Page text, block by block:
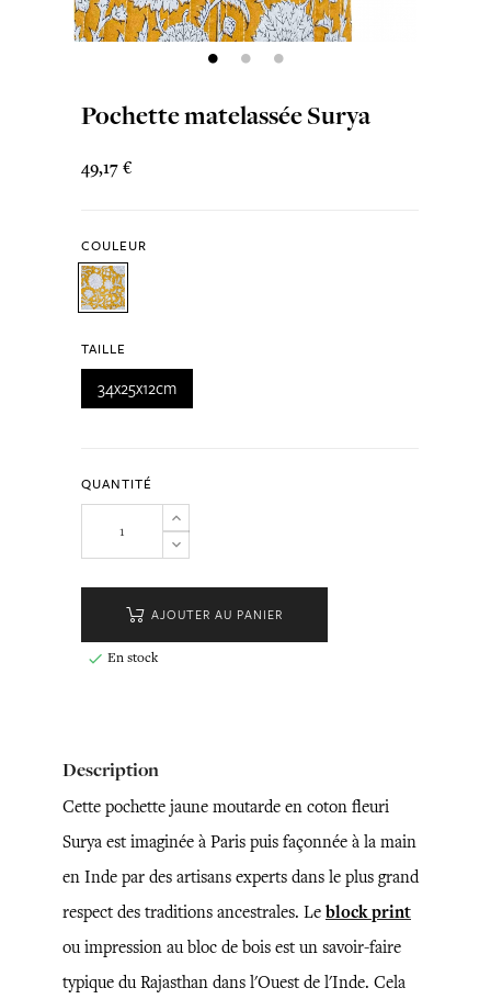
Pochette matelassée Surya
49,17 €
COULEUR
TAILLE
34x25x12cm
QUANTITÉ
AJOUTER AU PANIER
 En stock
Description
Cette pochette jaune moutarde en coton fleuri
Surya est imaginée à Paris puis façonnée à la main
en Inde par des artisans experts dans le plus grand
respect des traditions ancestrales. Le block print
ou impression au bloc de bois est un savoir-faire
typique du Rajasthan dans l'Ouest de l'Inde. Cela